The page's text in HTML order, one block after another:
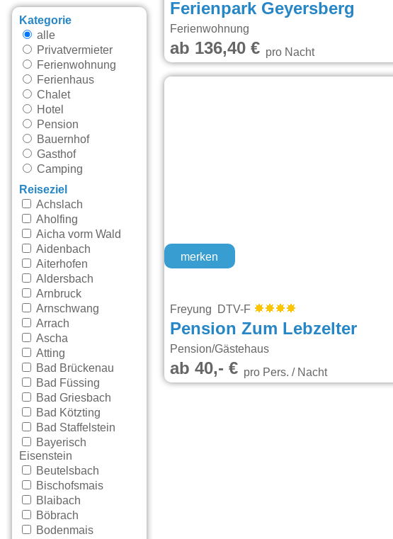
Kategorie
alle
Privatvermieter
Ferienwohnung
Ferienhaus
Chalet
Hotel
Pension
Bauernhof
Gasthof
Camping
Reiseziel
Achslach
Aholfing
Aicha vorm Wald
Aidenbach
Aiterhofen
Aldersbach
Arnbruck
Arnschwang
Arrach
Ascha
Atting
Bad Brückenau
Bad Füssing
Bad Griesbach
Bad Kötzting
Bad Staffelstein
Bayerisch
Eisenstein
Beutelsbach
Bischofsmais
Blaibach
Böbrach
Bodenmais
Ferienpark Geyersberg
Ferienwohnung
ab 136,40 € pro Nacht
merken
Freyung DTV-F
Pension Zum Lebzelter
Pension/Gästehaus
ab 40,- € pro Pers. / Nacht